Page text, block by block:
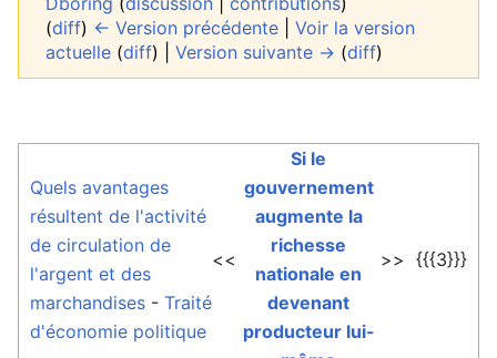
(diff) ← Version précédente
Voir la version
actuelle (diff) | Version suivante → (diff)
Quels avantages
résultent de l'activité
de circulation de
l'argent et des
marchandises - Traité
d'économie politique
<<
Si le
gouvernement
augmente la
richesse
nationale en
devenant
producteur lui-
>> {{{3}}}